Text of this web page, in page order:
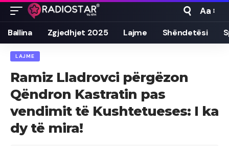
Font
Resizer
Aa
Ballina Zgjedhjet 2025 Lajme Shëndetësi
LAJME
Ramiz Lladrovci përgëzon
Qëndron Kastratin pas
vendimit të Kushtetueses: I ka
dy të mira!